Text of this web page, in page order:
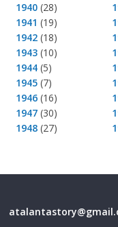
1940 (28)
1941 (19)
1942 (18)
1943 (10)
1944 (5)
1945 (7)
1946 (16)
1947 (30)
1948 (27)